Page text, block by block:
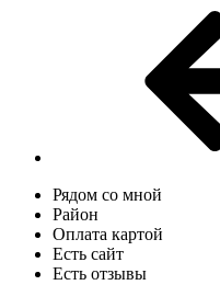
Рядом со мной
Район
Оплата картой
Есть сайт
Есть отзывы